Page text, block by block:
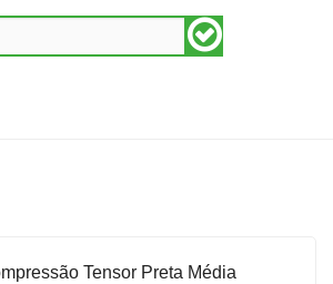
Tensor Preta Média